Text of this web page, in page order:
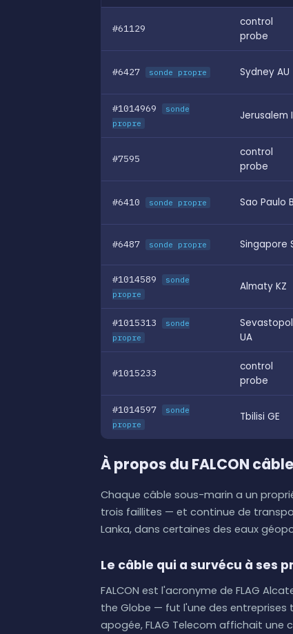
#61129
control
probe
#6427 sonde propre Sydney AU
#1014969
sonde
propre
Jerusalem
#7595
control
probe
#6410 sonde propre Sao Paulo
#6487 sonde propre Singapore
#1014589
sonde
propre
Almaty KZ
#1015313
sonde
propre
Sevastopol
UA
#1015233
control
probe
#1014597
sonde
propre
Tbilisi GE
À propos du FALCON câble
Chaque câble sous-marin a un
trois faillites — et continue de
Lanka, dans certaines des eaux
Le câble qui a survécu à ses
FALCON est l'acronyme de FLAG
the Globe — fut l'une des entreprises
apogée, FLAG Telecom affichait une